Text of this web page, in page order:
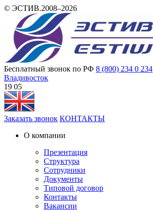
© ЭСТИВ.2008–2026
Бесплатный звонок по РФ 8 (800) 234 0 234
Владивосток
19 05
Заказать звонок КОНТАКТЫ
О компании
Презентация
Структура
Сотрудники
Документы
Типовой договор
Контакты
Вакансии